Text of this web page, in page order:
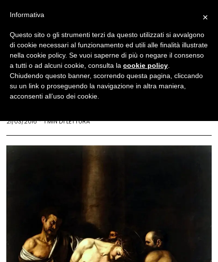
News
Caravaggio a Monza: ecco
in mostra il capolavoro
“Flagellazione di Cristo”
REDAZIONE
21/03/2016 1 MIN DI LETTURA
×
Informativa
Questo sito o gli strumenti terzi da questo utilizzati si avvalgono
di cookie necessari al funzionamento ed utili alle finalità illustrate
nella cookie policy. Se vuoi saperne di più o negare il consenso
a tutti o ad alcuni cookie, consulta la cookie policy
Chiudendo questo banner, scorrendo questa pagina, cliccando
su un link o proseguendo la navigazione in altra maniera,
acconsenti all’uso dei cookie.